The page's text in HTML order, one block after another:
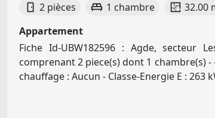
2 pièces 1 chambre
32.00
Appartement
Fiche Id-UBW182596 : Agde, secteur
comprenant 2 piece(s) dont 1 chambre(s)
chauffage : Aucun - Classe-Energie E : 263